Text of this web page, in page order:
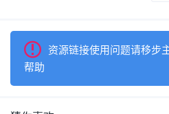
资源链接使用问题请移步
帮助